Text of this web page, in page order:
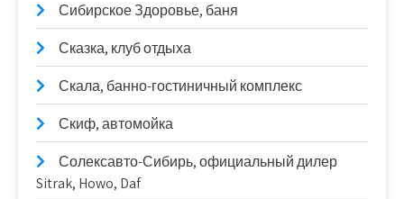
Сибирское Здоровье, баня
Сказка, клуб отдыха
Скала, банно-гостиничный комплекс
Скиф, автомойка
Солексавто-Сибирь, официальный дилер
Sitrak, Howo, Daf